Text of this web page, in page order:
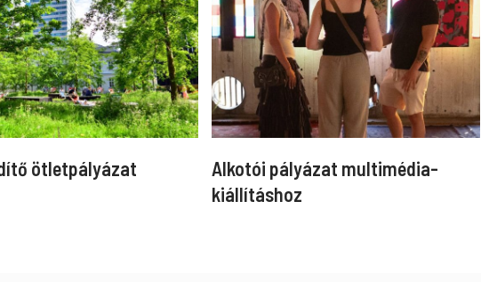
ötletpályázat
Alkotói pályázat multimédia-
kiállításhoz